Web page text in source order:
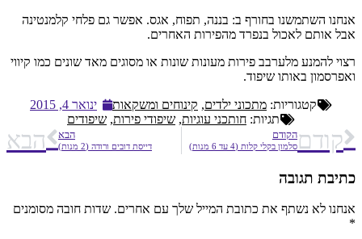
אנחנו השתמשנו בחורף ב: בננה, תפוח, אגס. אפשר גם פלחי קלמנטינה
אבל אותם לאכול בנפרד מהפירות האחרים.
רצוי להמנע מלערבב פירות מעונות שונות או מסוגים מאד שונים כמו קיווי
ואפרסמון באותו שיפוד.
קטגוריות: מתכוני ילדים, קינוחים ומשקאות
ינואר 4, 2015
תגיות: חותכני עוגיות, שיפודי פירות, שיפודים
קודםהקודם
סלמון בקלי קלות (4 עד 6 מנות)
הבא
דייסת דובים ורודה (2 מנות) הבא
כתיבת תגובה
אנחנו לא נשתף את כתובת המייל שלך עם אחרים. שדות חובה מסומנים
*